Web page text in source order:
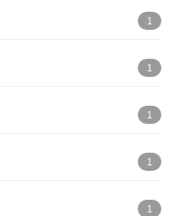
1
1
1
1
1